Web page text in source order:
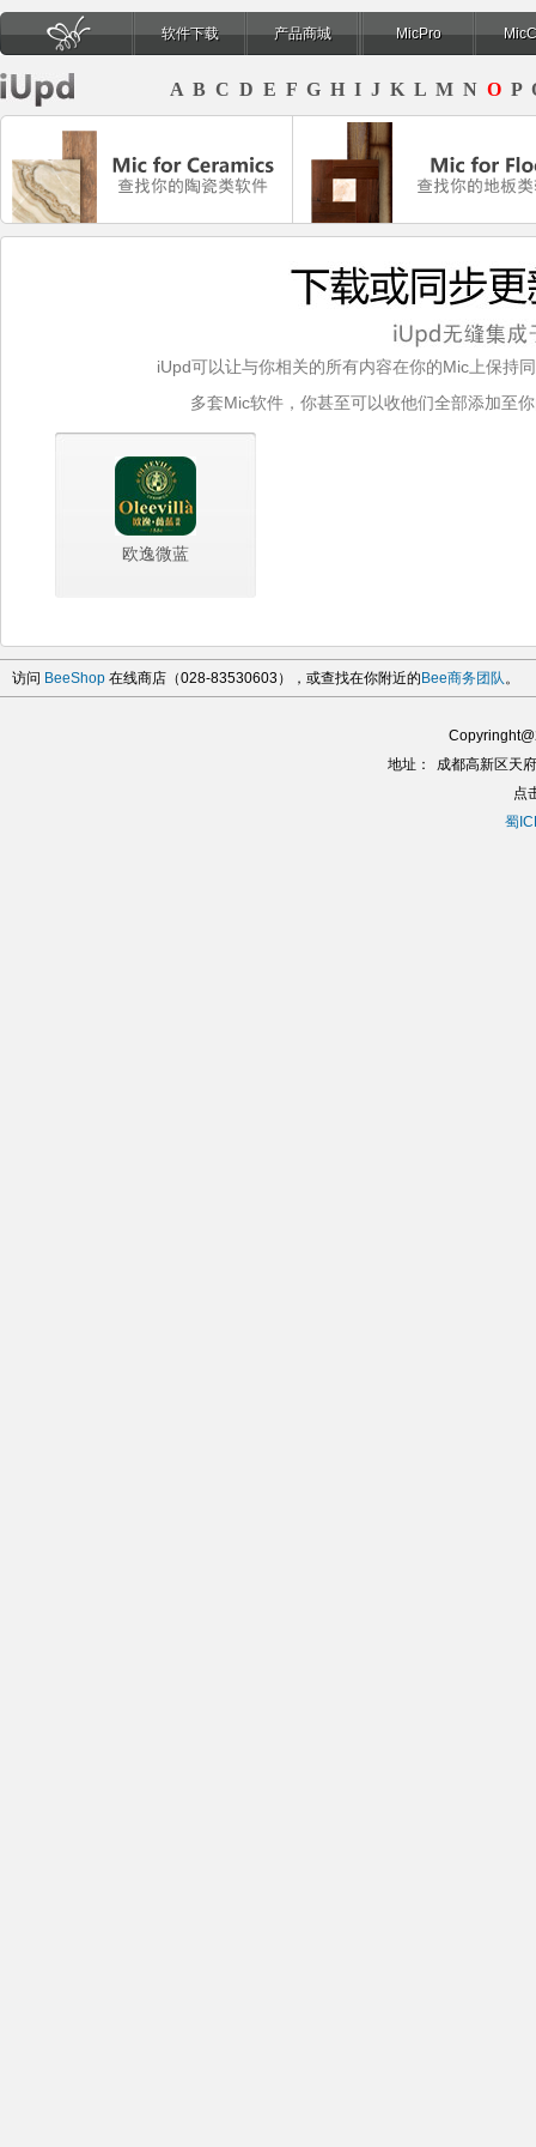
页
软件下载 产品商城 MicPro
A B C D E F G H I J K L M N O P
iUpd可以让与你相关的所有内容在你的Mic上保持
多套Mic软件，你甚至可以收他们全部添加至
欧逸微蓝
访问 BeeShop 在线商店（028-83530603），或查找在你附近的 Bee商务团队。
地址：
成都高新区天
点
蜀